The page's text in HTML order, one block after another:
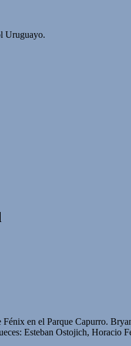
Uruguayo.
en el Parque Capurro.
Esteban Ostojich, Horacio